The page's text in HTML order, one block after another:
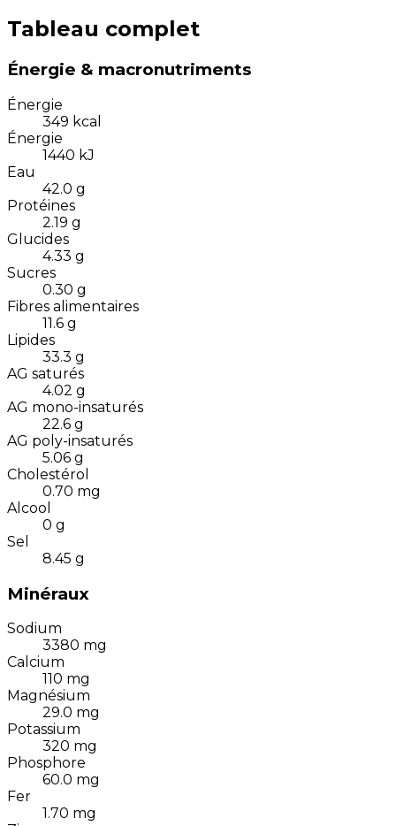
Tableau complet
Énergie & macronutriments
Énergie
349 kcal
Énergie
1440 kJ
Eau
42.0 g
Protéines
2.19 g
Glucides
4.33 g
Sucres
0.30 g
Fibres alimentaires
11.6 g
Lipides
33.3 g
AG saturés
4.02 g
AG mono-insaturés
22.6 g
AG poly-insaturés
5.06 g
Cholestérol
0.70 mg
Alcool
0 g
Sel
8.45 g
Minéraux
Sodium
3380 mg
Calcium
110 mg
Magnésium
29.0 mg
Potassium
320 mg
Phosphore
60.0 mg
Fer
1.70 mg